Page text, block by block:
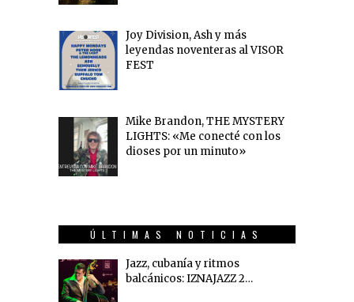
Joy Division, Ash y más
leyendas noventeras al VISOR
FEST
Mike Brandon, THE MYSTERY
LIGHTS: «Me conecté con los
dioses por un minuto»
ÚLTIMAS NOTICIAS
Jazz, cubanía y ritmos
balcánicos: IZNAJAZZ 2…